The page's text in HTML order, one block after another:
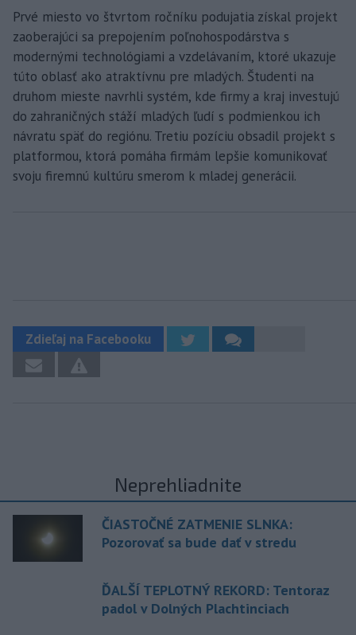
Prvé miesto vo štvrtom ročníku podujatia získal projekt
zaoberajúci sa prepojením poľnohospodárstva s
modernými technológiami a vzdelávaním, ktoré ukazuje
túto oblasť ako atraktívnu pre mladých. Študenti na
druhom mieste navrhli systém, kde firmy a kraj investujú
do zahraničných stáží mladých ľudí s podmienkou ich
návratu späť do regiónu. Tretiu pozíciu obsadil projekt s
platformou, ktorá pomáha firmám lepšie komunikovať
svoju firemnú kultúru smerom k mladej generácii.
Zdieľaj na Facebooku
Neprehliadnite
ČIASTOČNÉ ZATMENIE SLNKA:
Pozorovať sa bude dať v stredu
ĎALŠÍ TEPLOTNÝ REKORD: Tentoraz
padol v Dolných Plachtinciach